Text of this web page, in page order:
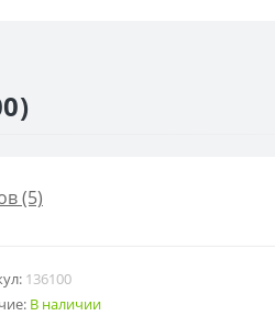
(5)
136100
В наличии